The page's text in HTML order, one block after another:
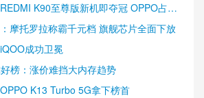
K90至尊版新机即夺冠 OPPO占据
摩托罗拉称霸千元档 旗舰芯片全面下放
成功卫冕
榜：涨价难挡大内存趋势
K13 Turbo 5G拿下榜首